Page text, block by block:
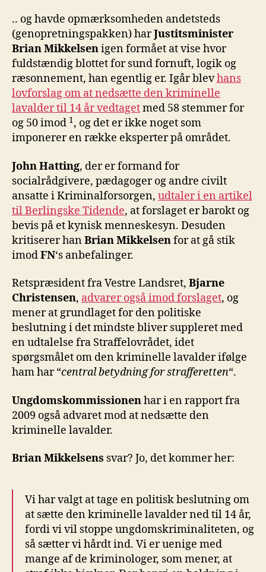
.. og havde opmærksomheden andetsteds
(genopretningspakken) harJustitsminister
Brian Mikkelsenigen formået at vise hvor
fuldstændig blottet for sund fornuft, logik og
ræsonnement, han egentlig er. Igår blevhans
lovforslag om at nedsætte den kriminelle
lavalder til 14 år vedtagetmed 58 stemmer for
og 50 imod 1, og det er ikke noget som
imponerer en række eksperter på området.
John Hatting, der er formand for
socialrådgivere, pædagoger og andre civilt
ansatte i Kriminalforsorgen, udtaler i en artikel
til Berlingske Tidende, at forslaget er barokt og
bevis på et kynisk menneskesyn. Desuden
kritiserer hanBrian Mikkelsenfor at gå stik
imodFN‘s anbefalinger.
Retspræsident fra Vestre Landsret, Bjarne
Christensen, advarer også imod forslaget, og
mener at grundlaget for den politiske
beslutning i det mindste bliver suppleret med
en udtalelse fra Straffelovrådet, idet
spørgsmålet om den kriminelle lavalder ifølge
ham har “central betydning for strafferetten“.
Ungdomskommissionenhar i en rapport fra
2009 også advaret mod at nedsætte den
kriminelle lavalder.
Brian Mikkelsens svar? Jo, det kommer her:
Vi har valgt at tage en politisk beslutning om
at sætte den kriminelle lavalder ned til 14 år,
fordi vi vil stoppe ungdomskriminaliteten, og
så sætter vi hårdt ind. Vi er uenige med
mange af de kriminologer, som mener, at